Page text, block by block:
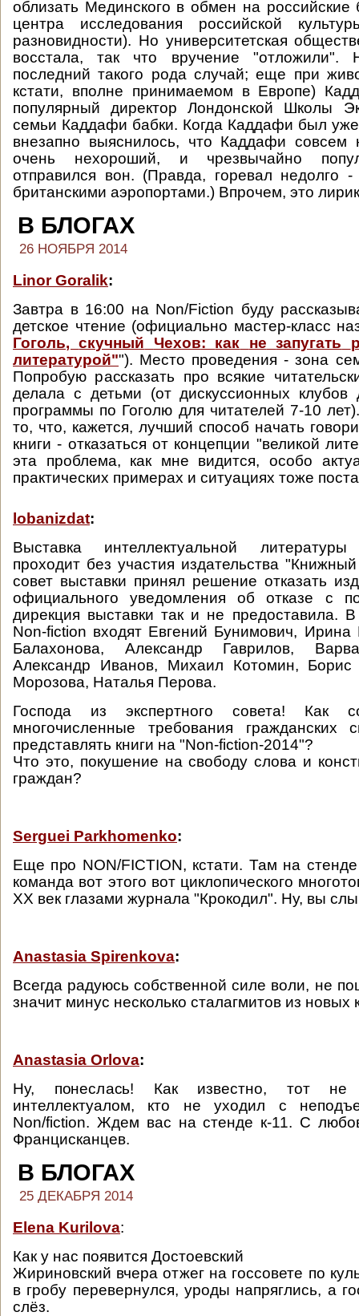
облизать Мединского в обмен на российские
центра исследования российской
разновидности). Но университетская
восстала, так что вручение
последний такого рода случай; еще при
кстати, вполне принимаемом в Европе)
популярный директор Лондонской Школы
семьи Каддафи бабки. Когда Каддафи был уже
внезапно выяснилось, что Каддафи совсем
очень нехороший, и чрезвычайно
отправился вон. (Правда, горевал недолго -
британскими аэропортами.) Впрочем, это
В БЛОГАХ
26 НОЯБРЯ 2014
Linor Goralik:
Завтра в 16:00 на Non/Fiction буду
детское чтение (официально мастер-класс
Гоголь,скучный Чехов: как не запугать
литературой""). Место проведения - зона
Попробую рассказать про всякие
делала с детьми (от дискуссионных клубов
программы по Гоголю для читателей 7-10
то, что, кажется, лучший способ начать
книги - отказаться от концепции "великой
эта проблема, как мне видится, особо
практических примерах и ситуациях тоже
lobanizdat:
Выставка интеллектуальной литературы
проходит без участия издательства
совет выставки принял решение отказать
официального уведомления об отказе с
дирекция выставки так и не предоставила.
Non-fiction входят Евгений Бунимович,
Балахонова, Александр Гаврилов,
Александр Иванов, Михаил Котомин, Борис
Морозова, Наталья Перова.
Господа из экспертного совета! Как
многочисленные требования гражданских
представлять книги на "Non-fiction-2014"?
Что это, покушение на свободу слова и
граждан?
Serguei Parkhomenko:
Еще про NON/FICTION, кстати. Там на
команда вот этого вот циклопического
ХХ век глазами журнала "Крокодил". Ну, вы
Anastasia Spirenkova:
Всегда радуюсь собственной силе воли, не
значит минус несколько сталагмитов из новых
Anastasia Orlova:
Ну, понеслась! Как известно, тот
интеллектуалом, кто не уходил с
Non/fiction. Ждем вас на стенде к-11. С
Францисканцев.
В БЛОГАХ
25 ДЕКАБРЯ 2014
Elena Kurilova:
Как у нас появится Достоевский
Жириновский вчера отжег на госсовете по
в гробу перевернулся, уроды напряглись, а
слёз.